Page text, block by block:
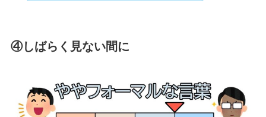
④しばらく見ない間に